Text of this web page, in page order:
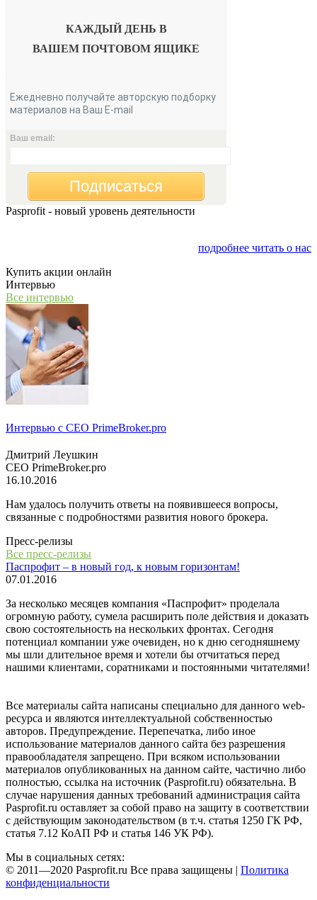
КАЖДЫЙ ДЕНЬ В
ВАШЕМ ПОЧТОВОМ ЯЩИКЕ
Ежедневно получайте авторскую подборку
материалов на Ваш E-mail
Ваш email:
Подписаться
Pasprofit - новый уровень деятельности
подробнее читать о нас
Купить акции онлайн
Интервью
Все интервью
Интервью с СЕО PrimeBroker.pro
Дмитрий Леушкин
СЕО PrimeBroker.pro
16.10.2016
Нам удалось получить ответы на появившееся вопросы,
связанные с подробностями развития нового брокера.
Пресс-релизы
Все пресс-релизы
Паспрофит – в новый год, к новым горизонтам!
07.01.2016
За несколько месяцев компания «Паспрофит» проделала
огромную работу, сумела расширить поле действия и доказать
свою состоятельность на нескольких фронтах. Сегодня
потенциал компании уже очевиден, но к дню сегодняшнему
мы шли длительное время и хотели бы отчитаться перед
нашими клиентами, соратниками и постоянными читателями!
Все материалы сайта написаны специально для данного web-
ресурса и являются интеллектуальной собственностью
авторов. Предупреждение. Перепечатка, либо иное
использование материалов данного сайта без разрешения
правообладателя запрещено. При всяком использовании
материалов опубликованных на данном сайте, частично либо
полностью, ссылка на источник (Pasprofit.ru) обязательна. В
случае нарушения данных требований администрация сайта
Pasprofit.ru оставляет за собой право на защиту в соответствии
с действующим законодательством (в т.ч. статья 1250 ГК РФ,
статья 7.12 КоАП РФ и статья 146 УК РФ).
Мы в социальных сетях:
© 2011—2020 Pasprofit.ru Все права защищены | Политика
конфиденциальности